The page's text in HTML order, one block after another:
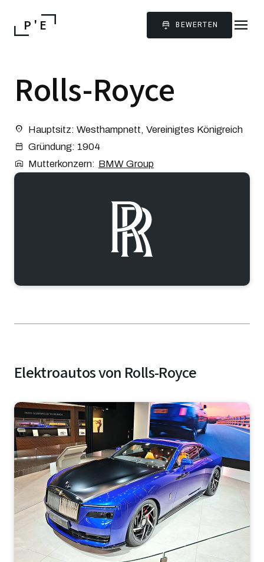
P ' E BEWERTEN menu
Rolls-Royce
Hauptsitz: Westhampnett, Vereinigtes Königreich
Gründung: 1904
Mutterkonzern: BMW Group
Elektroautos von Rolls-Royce